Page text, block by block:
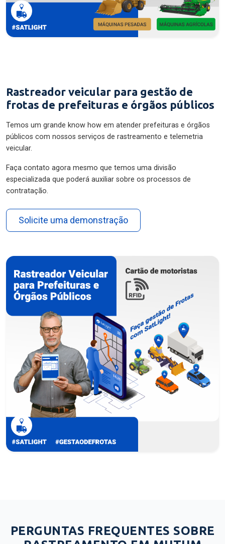
Rastreador veicular para gestão de
frotas de prefeituras e órgãos públicos
Temos um grande know how em atender prefeituras e órgãos
públicos com nossos serviços de rastreamento e telemetria
veicular.
Faça contato agora mesmo que temos uma divisão
especializada que poderá auxiliar sobre os processos de
contratação.
Solicite uma demonstração
PERGUNTAS FREQUENTES SOBRE